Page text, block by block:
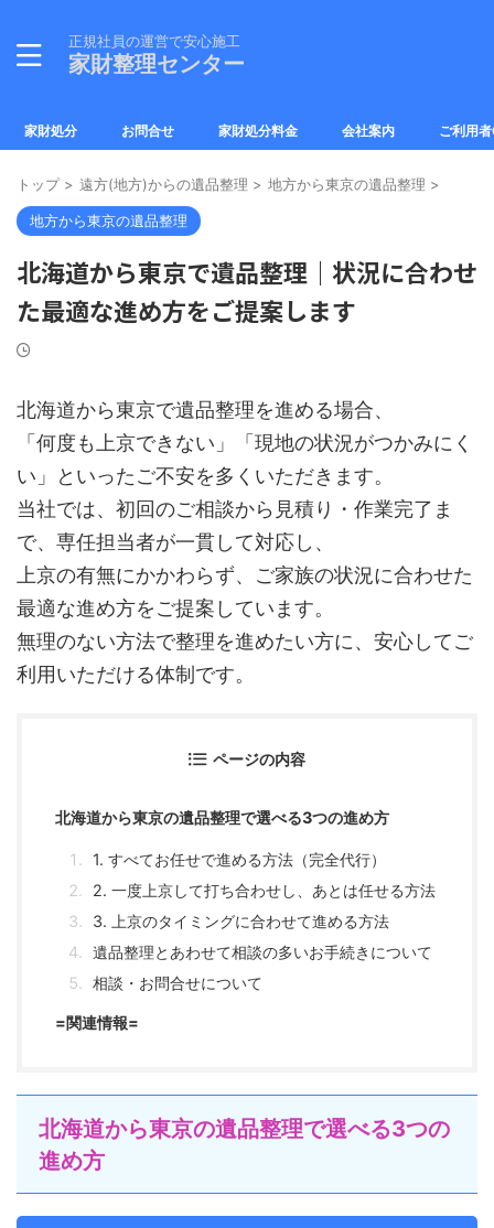
正規社員の運営で安心施工
家財整理センター
家財処分 お問合せ 家財処分料金 会社案内 ご利用
トップ > 遠方(地方)からの遺品整理 > 地方から東京の遺品整理 >
地方から東京の遺品整理
北海道から東京で遺品整理｜状況に合わせ
た最適な進め方をご提案します
北海道から東京で遺品整理を進める場合、
「何度も上京できない」「現地の状況がつかみにく
い」といったご不安を多くいただきます。
当社では、初回のご相談から見積り・作業完了ま
で、専任担当者が一貫して対応し、
上京の有無にかかわらず、ご家族の状況に合わせた
最適な進め方をご提案しています。
無理のない方法で整理を進めたい方に、安心してご
利用いただける体制です。
ページの内容
北海道から東京の遺品整理で選べる3つの進め方
1. すべてお任せで進める方法（完全代行）
2. 一度上京して打ち合わせし、あとは任せる方法
3. 上京のタイミングに合わせて進める方法
遺品整理とあわせて相談の多いお手続きについて
相談・お問合せについて
=関連情報=
北海道から東京の遺品整理で選べる3つの
進め方